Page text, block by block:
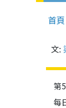
首頁
文:
第
每